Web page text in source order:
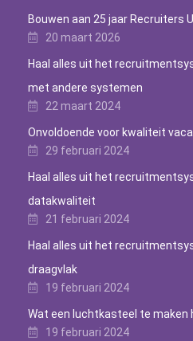
Bouwen aan 25 jaar Recruiters
20 maart 2026
Haal alles uit het
met andere systemen
22 maart 2024
Onvoldoende voor kwaliteit
29 februari 2024
Haal alles uit het
datakwaliteit
21 februari 2024
Haal alles uit het
draagvlak
19 februari 2024
Wat een luchtkasteel te
19 februari 2024